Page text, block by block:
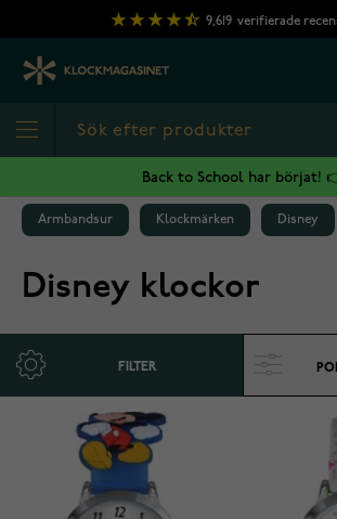
Hoppa till innehållet
9,619 verifierade
Back to School har börjat!
Armbandsur Klockmärken Disney
Disney klockor
FILTER